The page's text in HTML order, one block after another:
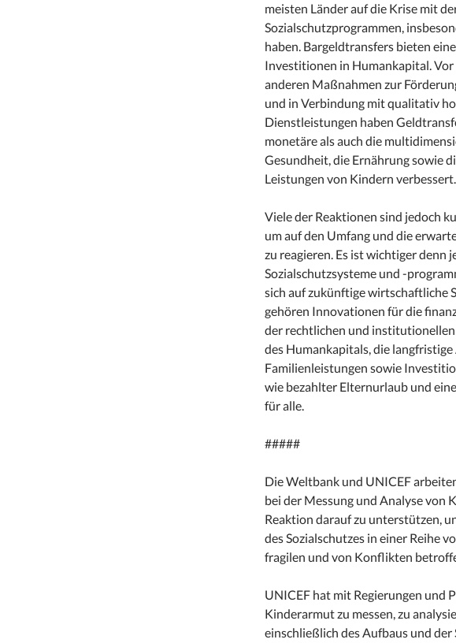
meisten Länder auf die Krise mit
Sozialschutzprogrammen,
haben. Bargeldtransfers bieten
Investitionen in Humankapital.
anderen Maßnahmen zur
und in Verbindung mit qualitativ
Dienstleistungen haben
monetäre als auch die
Gesundheit, die Ernährung sowie
Leistungen von Kindern verbessert.
Viele der Reaktionen sind jedoch
um auf den Umfang und die
zu reagieren. Es ist wichtiger denn
Sozialschutzsysteme und -
sich auf zukünftige wirtschaftliche
gehören Innovationen für die
der rechtlichen und
des Humankapitals, die
Familienleistungen sowie
wie bezahlter Elternurlaub und
für alle.
#####
Die Weltbank und UNICEF
bei der Messung und Analyse von
Reaktion darauf zu unterstützen,
des Sozialschutzes in einer Reihe
fragilen und von Konflikten
UNICEF hat mit Regierungen und
Kinderarmut zu messen, zu
einschließlich des Aufbaus und der